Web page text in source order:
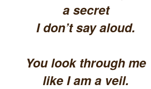
a secret
I don’t say aloud.
You look through me
like I am a veil.